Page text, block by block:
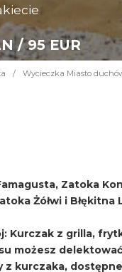
/ 95 EUR
/ Wycieczka Miasto
Zatoka
Żółwi i Błękitna
Kurczak z grilla,
możesz
z kurczaka,